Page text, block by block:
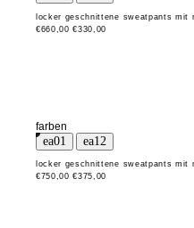
locker geschnittene sweatpants mit
€660,00 €330,00
farben
locker geschnittene sweatpants mit
€750,00 €375,00